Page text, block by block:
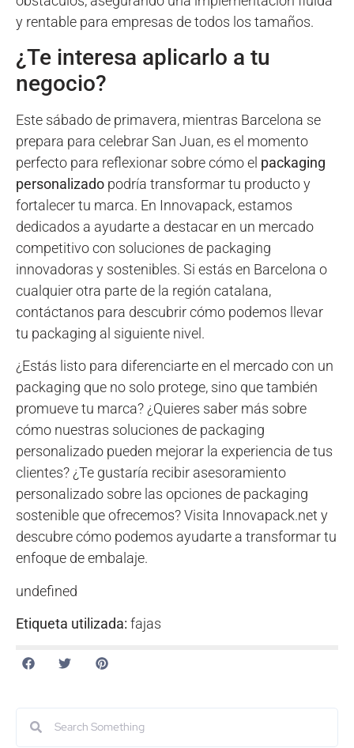
y rentable para empresas de todos los tamaños.
¿Te interesa aplicarlo a tu
negocio?
Este sábado de primavera, mientras Barcelona se
prepara para celebrar San Juan, es el momento
perfecto para reflexionar sobre cómo el packaging
personalizado podría transformar tu producto y
fortalecer tu marca. En Innovapack, estamos
dedicados a ayudarte a destacar en un mercado
competitivo con soluciones de packaging
innovadoras y sostenibles. Si estás en Barcelona o
cualquier otra parte de la región catalana,
contáctanos para descubrir cómo podemos llevar
tu packaging al siguiente nivel.
¿Estás listo para diferenciarte en el mercado con un
packaging que no solo protege, sino que también
promueve tu marca? ¿Quieres saber más sobre
cómo nuestras soluciones de packaging
personalizado pueden mejorar la experiencia de tus
clientes? ¿Te gustaría recibir asesoramiento
personalizado sobre las opciones de packaging
sostenible que ofrecemos? Visita Innovapack.net y
descubre cómo podemos ayudarte a transformar tu
enfoque de embalaje.
undefined
Etiqueta utilizada: fajas